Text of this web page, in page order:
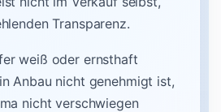
Transparenz.
weiß oder ernsthaft
Anbau nicht genehmigt ist,
nicht verschwiegen